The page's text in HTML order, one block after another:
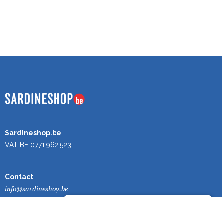
Sardineshop.be
VAT BE 0771.962.523
Contact
info@sardineshop.be